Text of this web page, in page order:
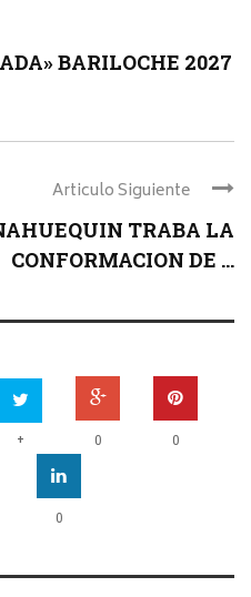
BARILOCHE 2027
Articulo Siguiente
TRABA LA
CONFORMACION DE ...
+ 0 0
0